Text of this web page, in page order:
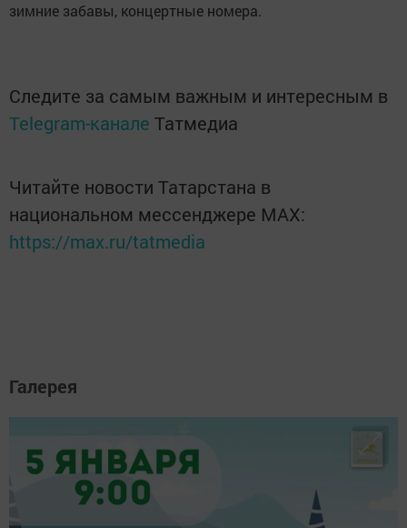
зимние забавы, концертные номера.
Следите за самым важным и интересным в
Telegram-канале Татмедиа
Читайте новости Татарстана в
национальном мессенджере MАХ:
https://max.ru/tatmedia
Галерея